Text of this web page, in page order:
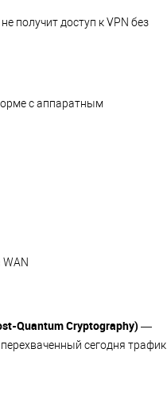
получит доступ к VPN без
с аппаратным
Quantum Cryptography) —
сегодня трафик